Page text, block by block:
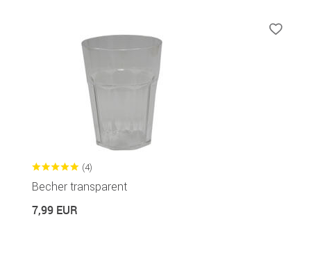
(4)
Becher transparent
7,99 EUR